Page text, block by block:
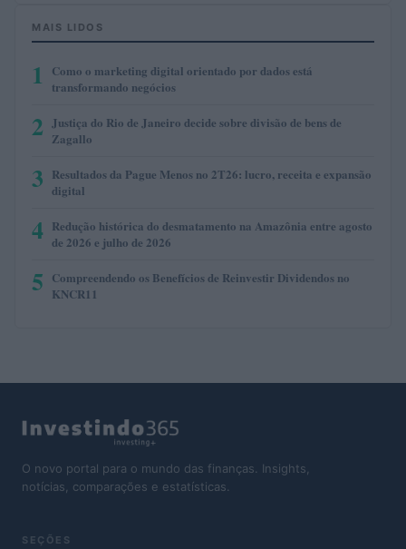
MAIS LIDOS
1
Como o marketing digital orientado por dados está
transformando negócios
2
Justiça do Rio de Janeiro decide sobre divisão de bens de
Zagallo
3 Resultados da Pague Menos no 2T26: lucro, receita e expansão
digital
4 Redução histórica do desmatamento na Amazônia entre agosto
de 2026 e julho de 2026
5 Compreendendo os Benefícios de Reinvestir Dividendos no
KNCR11
O novo portal para o mundo das finanças. Insights,
notícias, comparações e estatísticas.
SEÇÕES